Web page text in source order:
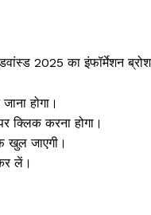
2025 का इंफॉर्मेशन
होगा।
क्लिक करना होगा।
खुल जाएगी।
लें।